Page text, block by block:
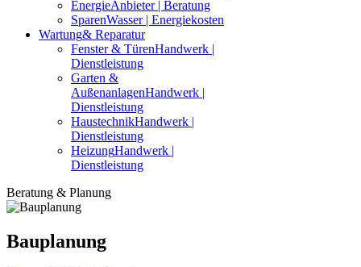
EnergieAnbieter | Beratung
SparenWasser | Energiekosten
Wartung& Reparatur
Fenster & TürenHandwerk |
Dienstleistung
Garten &
AußenanlagenHandwerk |
Dienstleistung
HaustechnikHandwerk |
Dienstleistung
HeizungHandwerk |
Dienstleistung
Beratung & Planung
Bauplanung